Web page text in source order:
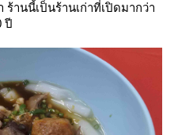
ร้านนี้เป็นร้านเก่าที่เปิดมากว่า
ปี